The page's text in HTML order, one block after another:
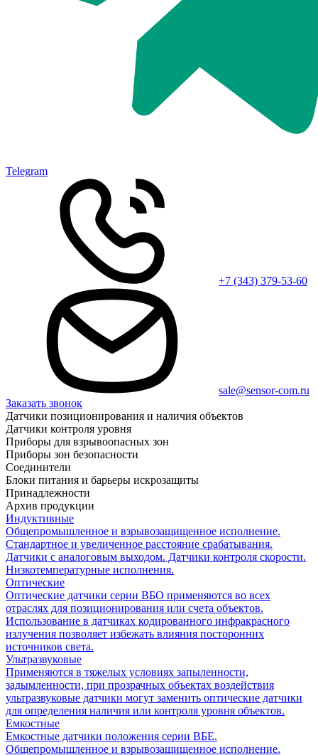
Telegram
+7 (343) 379-53-60
sale@sensor-com.ru
Заказать звонок
Датчики позиционирования и наличия объектов
Датчики контроля уровня
Приборы для взрывоопасных зон
Приборы зон безопасности
Соединители
Блоки питания и барьеры искрозащиты
Принадлежности
Архив продукции
Индуктивные
Общепромышленное и взрывозащищенное исполнение.
Стандартное и увеличенное расстояние срабатывания.
Датчики с аналоговым выходом. Датчики контроля скорости.
Низкотемпературные исполнения.
Оптические
Оптические датчики серии ВБО применяются во всех
отраслях для позиционирования или счета объектов.
Использование в датчиках кодированного инфракрасного
излучения позволяет избежать влияния посторонних
источников света.
Ультразвуковые
Применяются в тяжелых условиях запыленности,
задымленности, при прозрачных объектах воздействия
ультразвуковые датчики могут заменить оптические датчики
для определения наличия или контроля уровня объектов.
Емкостные
Емкостные датчики положения серии ВБЕ.
Общепромышленное и взрывозащищенное исполнение.